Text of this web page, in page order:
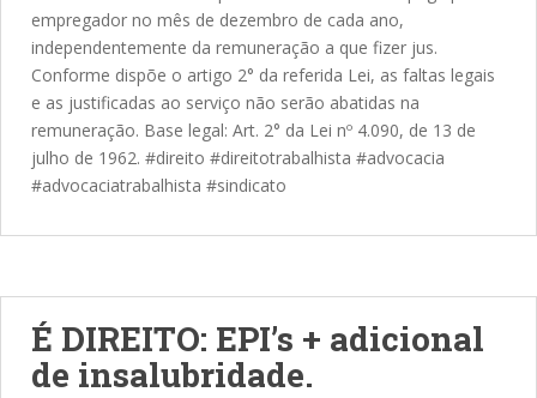
empregador no mês de dezembro de cada ano,
independentemente da remuneração a que fizer jus.
Conforme dispõe o artigo 2° da referida Lei, as faltas legais
e as justificadas ao serviço não serão abatidas na
remuneração. Base legal: Art. 2° da Lei nº 4.090, de 13 de
julho de 1962. #direito #direitotrabalhista #advocacia
#advocaciatrabalhista #sindicato
É DIREITO: EPI’s + adicional
de insalubridade.